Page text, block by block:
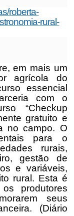
roberta-
rural-
em mais um
agrícola do
essencial
com o
“Checkup
gratuito e
no campo. O
para o
rurais,
gestão de
e variáveis,
rural. Esta é
produtores
seus
(Diário